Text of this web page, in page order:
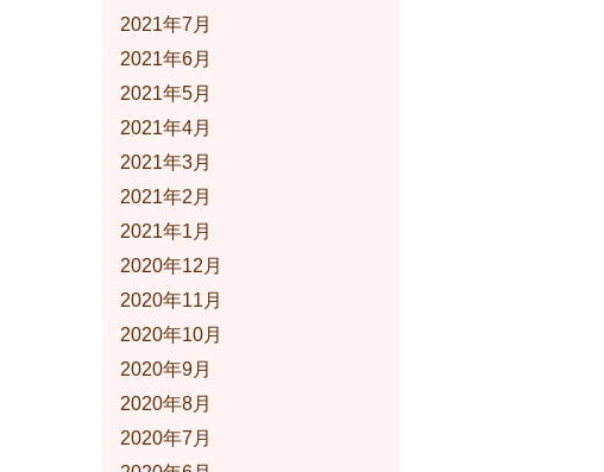
2021年7月
2021年6月
2021年5月
2021年4月
2021年3月
2021年2月
2021年1月
2020年12月
2020年11月
2020年10月
2020年9月
2020年8月
2020年7月